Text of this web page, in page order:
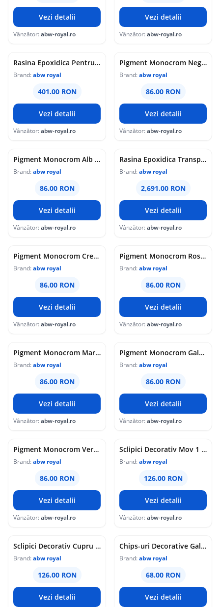
Vezi detalii
Vânzător:abw-royal.ro
Vezi detalii
Vânzător:abw-royal.ro
Rasina Epoxidica Pentru Sigilare, Transparenta, Super Top Coat 600, 1.5Kg
Brand:abw royal
401.00 RON
Vezi detalii
Vânzător:abw-royal.ro
Pigment Monocrom Negru 500Gr.
Brand:abw royal
86.00 RON
Vezi detalii
Vânzător:abw-royal.ro
Pigment Monocrom Alb 500Gr.
Brand:abw royal
86.00 RON
Vezi detalii
Vânzător:abw-royal.ro
Rasina Epoxidica Transparenta de Turnare Super Cast 10 - 30Kg
Brand:abw royal
2,691.00 RON
Vezi detalii
Vânzător:abw-royal.ro
Pigment Monocrom Crem 500Gr.
Brand:abw royal
86.00 RON
Vezi detalii
Vânzător:abw-royal.ro
Pigment Monocrom Rosu 500Gr.
Brand:abw royal
86.00 RON
Vezi detalii
Vânzător:abw-royal.ro
Pigment Monocrom Maron 500Gr.
Brand:abw royal
86.00 RON
Vezi detalii
Vânzător:abw-royal.ro
Pigment Monocrom Galben 400Gr.
Brand:abw royal
86.00 RON
Vezi detalii
Vânzător:abw-royal.ro
Pigment Monocrom Verde 500Gr.
Brand:abw royal
86.00 RON
Vezi detalii
Vânzător:abw-royal.ro
Sclipici Decorativ Mov 1 Kg
Brand:abw royal
126.00 RON
Vezi detalii
Vânzător:abw-royal.ro
Sclipici Decorativ Cupru (Aramiu) 1 Kg
Brand:abw royal
126.00 RON
Vezi detalii
Chips-uri Decorative Galben 400gr.
Brand:abw royal
68.00 RON
Vezi detalii